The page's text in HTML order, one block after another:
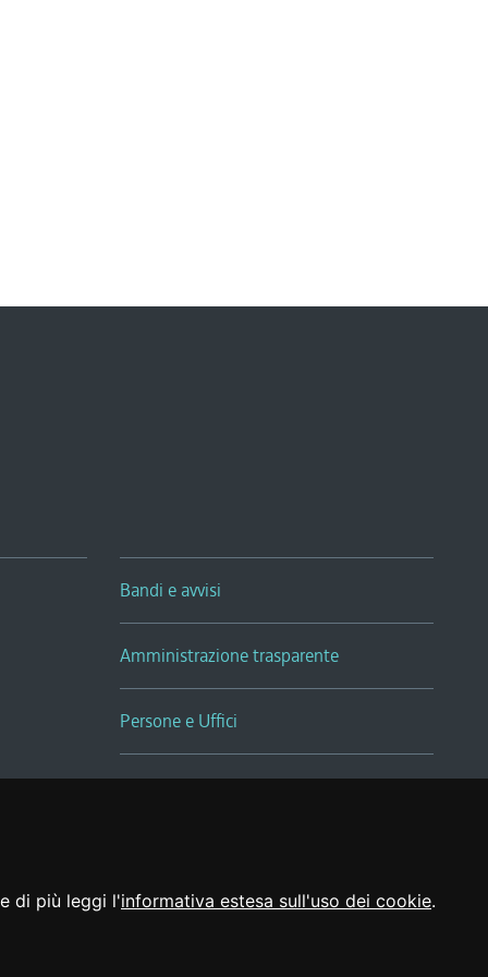
di più leggi l'informativa estesa sull'uso dei cookie.
Bandi e avvisi
Amministrazione trasparente
Persone e Uffici
Sala Tiziano Tessitori
Realizzato da